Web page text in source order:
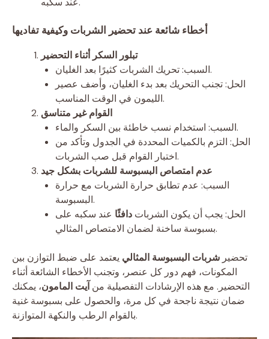
أخطاء شائعة عند تحضير الشربات وكيفية تفاديها
تبلور السكر أثناء التحضير
السبب: تحريك الشربات كثيرًا بعد الغليان.
الحل: تجنب التحريك بعد بدء الغليان، وأضف عصير
الليمون في الوقت المناسب.
القوام غير متناسق
السبب: استخدام نسب خاطئة بين السكر والماء.
الحل: التزم بالكميات المحددة في الجدول وتأكد من
اختبار القوام قبل صب الشربات.
عدم امتصاص البسبوسة للشربات بشكل جيد
السبب: عدم تطابق حرارة الشربات مع حرارة
البسبوسة.
الحل: يجب أن يكون الشربات دافئًا عند سكبه على
بسبوسة ساخنة لضمان الامتصاص المثالي.
تحضير شربات البسبوسة المثالي يعتمد على ضبط التوازن بين
المكونات، فهم دور كل عنصر، وتجنب الأخطاء الشائعة أثناء
التحضير. مع هذه الإرشادات التفصيلية من آيت المامون، يمكنك
ضمان نتيجة ناجحة في كل مرة، والحصول على بسبوسة غنية
بالقوام الرطب والنكهة المتوازنة.